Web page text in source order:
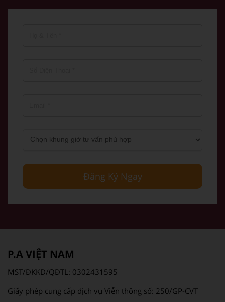
Đăng Ký Ngay
P.A VIỆT NAM
MST/ĐKKD/QĐTL: 0302431595
Giấy phép cung cấp dịch vụ Viễn thông số: 250/GP-CVT